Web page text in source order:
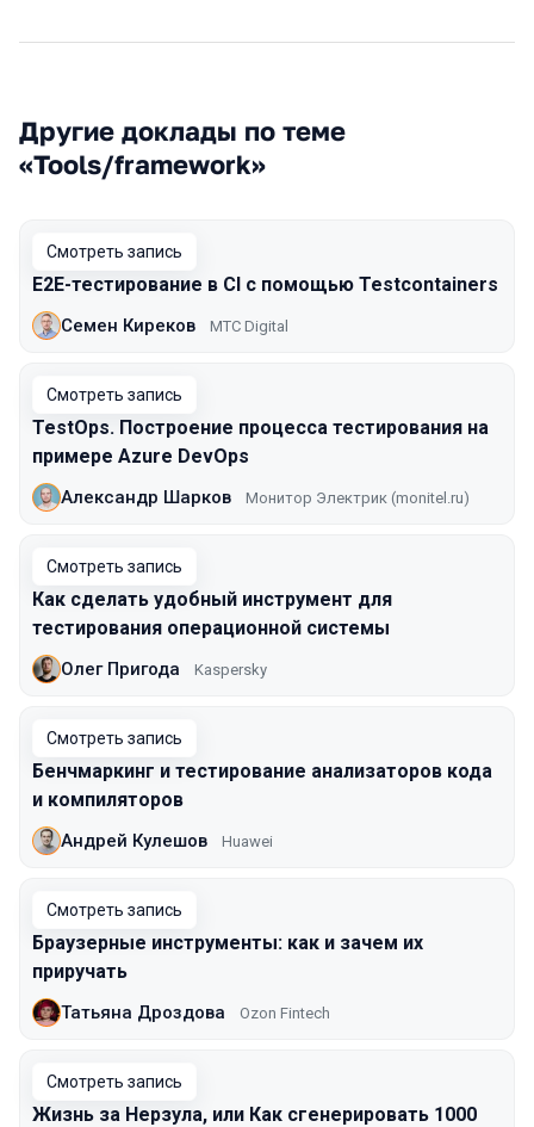
Другие доклады по теме
«Tools/framework»
Смотреть запись
E2E-тестирование в CI с помощью Testcontainers
Семен Киреков МТС Digital
Смотреть запись
TestOps. Построение процесса тестирования на
примере Azure DevOps
Александр Шарков Монитор Электрик (monitel.ru)
Смотреть запись
Как сделать удобный инструмент для
тестирования операционной системы
Олег Пригода Kaspersky
Смотреть запись
Бенчмаркинг и тестирование анализаторов кода
и компиляторов
Андрей Кулешов Huawei
Смотреть запись
Браузерные инструменты: как и зачем их
приручать
Татьяна Дроздова Ozon Fintech
Смотреть запись
Жизнь за Нерзула, или Как сгенерировать 1000